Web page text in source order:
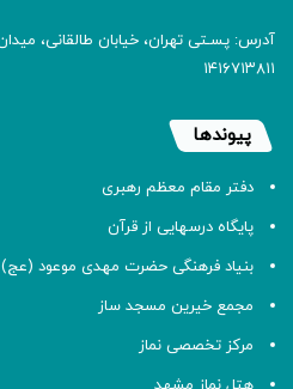
۱۴۱۶۷۱۳۸۱۱
پیوندها
دفتر مقام معظم رهبری
پایگاه درسهایی از قرآن
بنیاد فرهنگی حضرت مهدی موعود (عج)
مجمع خیرین مسجد ساز
مرکز تخصصی نماز